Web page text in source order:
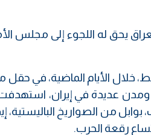
يحق له اللجوء إلى
الأيام الماضية، في حقل
عديدة في إيران،
بوابل من الصواريخ
رقعة الحرب.